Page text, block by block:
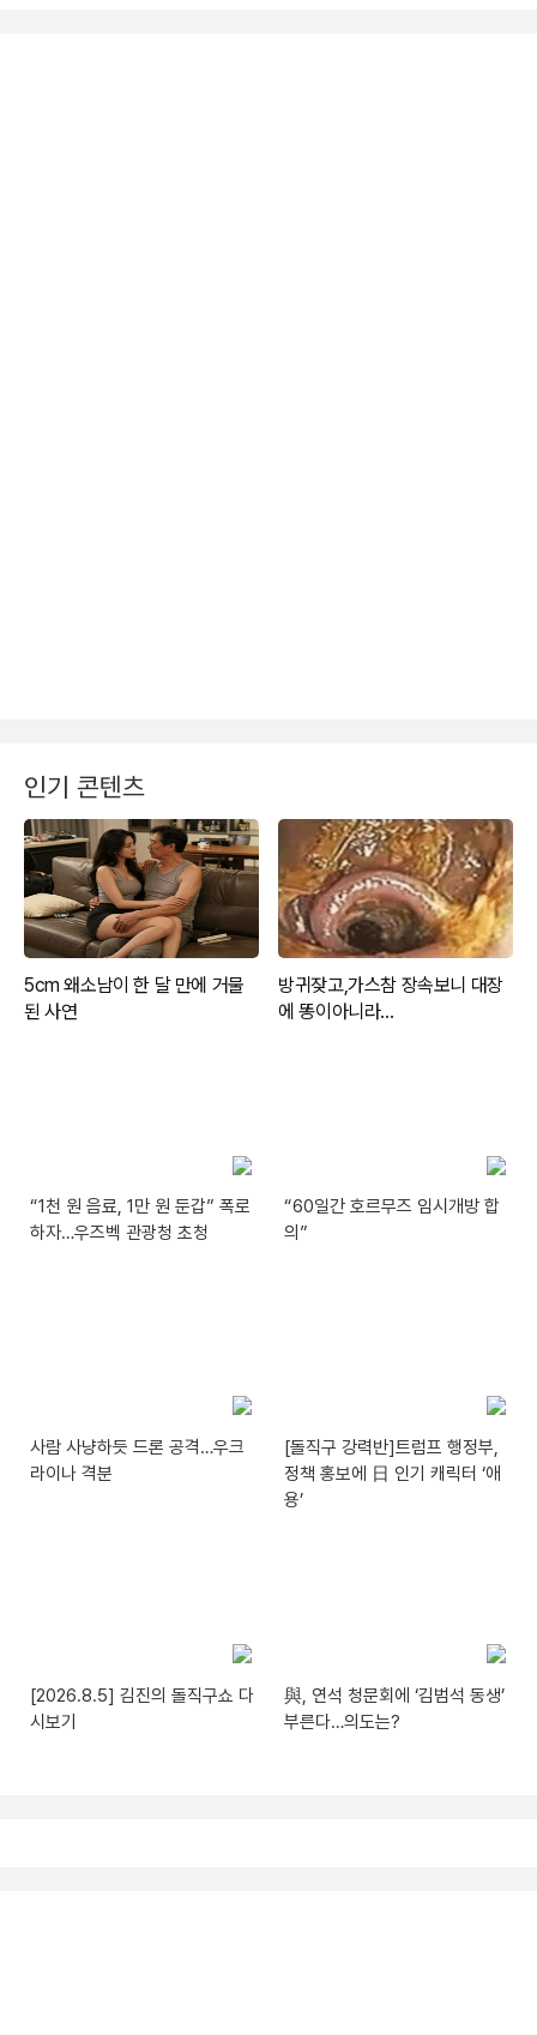
인기 콘텐츠
“1천 원 음료, 1만 원 둔갑” 폭로
하자…우즈벡 관광청 초청
“60일간 호르무즈 임시개방 합
의”
사람 사냥하듯 드론 공격…우크
라이나 격분
[돌직구 강력반]트럼프 행정부,
정책 홍보에 日 인기 캐릭터 ‘애
용’
[2026.8.5] 김진의 돌직구쇼 다
시보기
與, 연석 청문회에 ‘김범석 동생’
부른다…의도는?